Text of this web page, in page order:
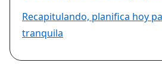
Recapitulando, planifica hoy
tranquila